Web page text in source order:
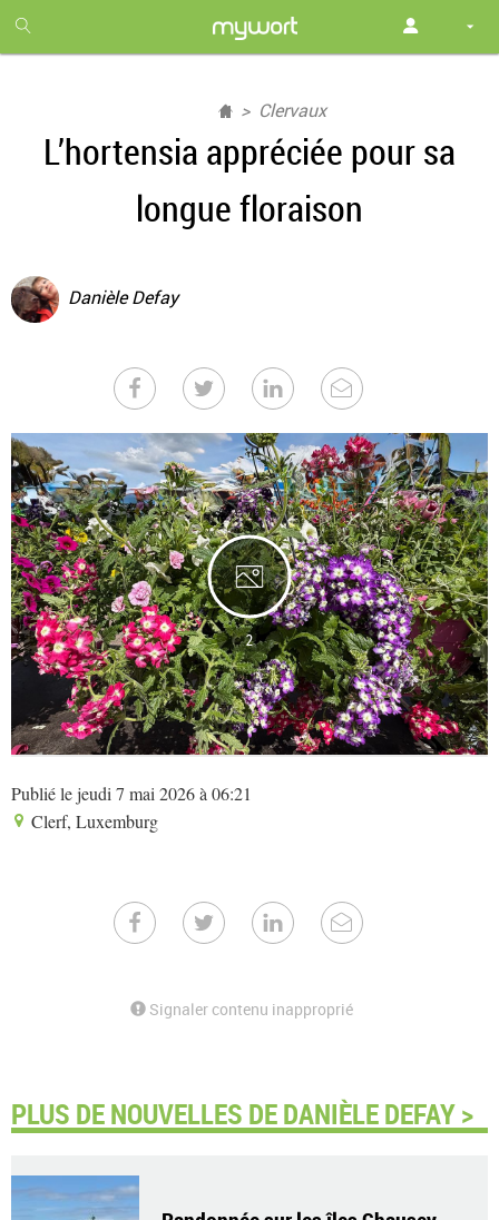
month
free
Clervaux
L’hortensia appréciée pour sa
longue floraison
Danièle Defay
2
Publié le jeudi 7 mai 2026 à 06:21
Clerf, Luxemburg
Signaler contenu inapproprié
PLUS DE NOUVELLES DE DANIÈLE DEFAY >